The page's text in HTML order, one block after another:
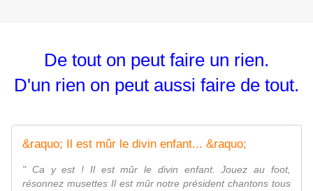
De tout on peut faire un rien.
D'un rien on peut aussi faire de tout.
&raquo; Il est mûr le divin enfant... &raquo;
" Ca y est ! Il est mûr le divin enfant. Jouez au foot,
résonnez musettes Il est mûr notre président chantons tous